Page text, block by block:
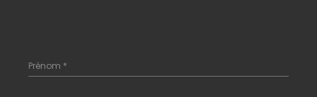
Prénom *